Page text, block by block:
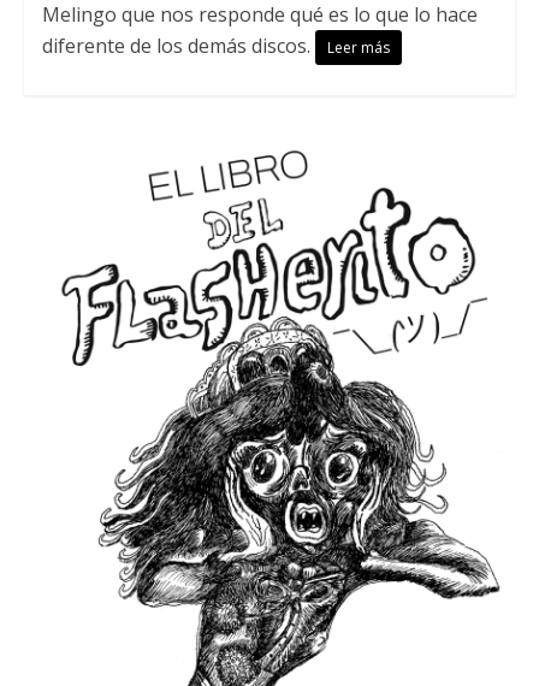
Melingo que nos responde qué es lo que lo hace
diferente de los demás discos.
Leer más